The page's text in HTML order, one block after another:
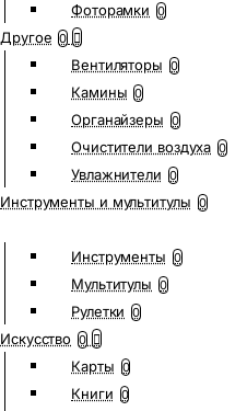
Фоторамки 0
Другое 0
Вентиляторы 0
Камины 0
Органайзеры 0
Очистители воздуха 0
Увлажнители 0
Инструменты и мультитулы 0
Инструменты 0
Мультитулы 0
Рулетки 0
Искусство 0
Карты 0
Книги 0